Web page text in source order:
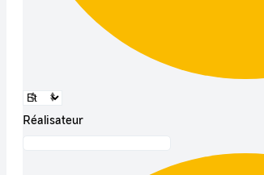
Réalisateur